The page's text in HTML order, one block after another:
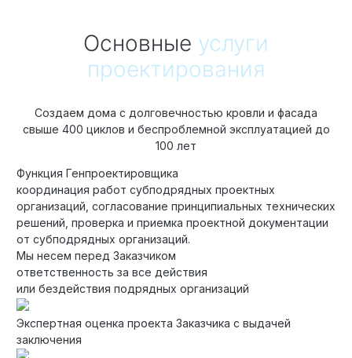
Основные услуги
проектирования
Создаем дома с долговечностью кровли и фасада
свыше 400 циклов и беспроблемной эксплуатацией до
100 лет
Функция Генпроектировщика
координация работ субподрядных проектных
организаций, согласование принципиальных технических
решений, проверка и приемка проектной документации
от субподрядных организаций.
Мы несем перед Заказчиком
ответственность за все действия
или бездействия подрядных организаций
Экспертная оценка проекта Заказчика с выдачей
заключения